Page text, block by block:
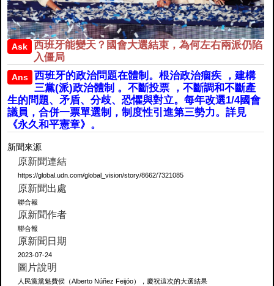
Ask
西班牙能變天？國會大選結束，為何左右兩派仍陷
入僵局
Ans
西班牙的政治問題在體制。根治政治痼疾 ，建構
三黨(派)政治體制 。不斷投票 ，不斷調和不斷產
生的問題、矛盾、分歧、恐懼與對立。每年改選1/4國會
議員，合併一票單選制，制度性引進第三勢力。詳見
《永久和平憲章》。
新聞來源
原新聞連結
https://global.udn.com/global_vision/story/8662/7321085
原新聞出處
聯合報
原新聞作者
聯合報
原新聞日期
2023-07-24
圖片說明
人民黨黨魁費侯（Alberto Núñez Feijóo），慶祝這次的大選結果